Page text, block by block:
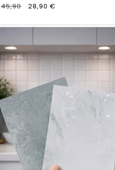
Normaler
45,90 Verkaufspreis
28,90 €